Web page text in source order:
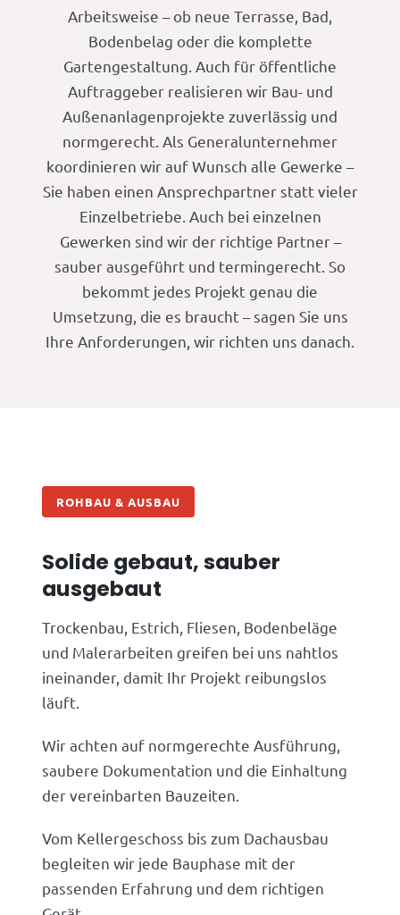
Arbeitsweise – ob neue Terrasse, Bad,
Bodenbelag oder die komplette
Gartengestaltung. Auch für öffentliche
Auftraggeber realisieren wir Bau- und
Außenanlagenprojekte zuverlässig und
normgerecht. Als Generalunternehmer
koordinieren wir auf Wunsch alle Gewerke –
Sie haben einen Ansprechpartner statt vieler
Einzelbetriebe. Auch bei einzelnen
Gewerken sind wir der richtige Partner –
sauber ausgeführt und termingerecht. So
bekommt jedes Projekt genau die
Umsetzung, die es braucht – sagen Sie uns
Ihre Anforderungen, wir richten uns danach.
ROHBAU & AUSBAU
Solide gebaut, sauber
ausgebaut
Trockenbau, Estrich, Fliesen, Bodenbeläge
und Malerarbeiten greifen bei uns nahtlos
ineinander, damit Ihr Projekt reibungslos
läuft.
Wir achten auf normgerechte Ausführung,
saubere Dokumentation und die Einhaltung
der vereinbarten Bauzeiten.
Vom Kellergeschoss bis zum Dachausbau
begleiten wir jede Bauphase mit der
passenden Erfahrung und dem richtigen